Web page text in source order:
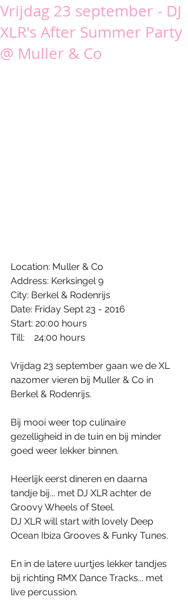
Vrijdag 23 september - DJ
XLR's After Summer Party
@ Muller & Co
Location: Muller & Co
Address: Kerksingel 9
City: Berkel & Rodenrijs
Date: Friday Sept 23 - 2016
Start: 20:00 hours
Till:    24:00 hours
Vrijdag 23 september gaan we de XL
nazomer vieren bij Muller & Co in
Berkel & Rodenrijs.
Bij mooi weer top culinaire
gezelligheid in de tuin en bij minder
goed weer lekker binnen.
Heerlijk eerst dineren en daarna
tandje bij... met DJ XLR achter de
Groovy Wheels of Steel.
DJ XLR will start with lovely Deep
Ocean Ibiza Grooves & Funky Tunes.
En in de latere uurtjes lekker tandjes
bij richting RMX Dance Tracks... met
live percussion.